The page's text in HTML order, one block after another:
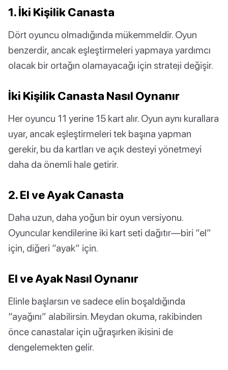
1. İki Kişilik Canasta
Dört oyuncu olmadığında mükemmeldir. Oyun
benzerdir, ancak eşleştirmeleri yapmaya yardımcı
olacak bir ortağın olamayacağı için strateji değişir.
İki Kişilik Canasta Nasıl Oynanır
Her oyuncu 11 yerine 15 kart alır. Oyun aynı kurallara
uyar, ancak eşleştirmeleri tek başına yapman
gerekir, bu da kartları ve açık desteyi yönetmeyi
daha da önemli hale getirir.
2. El ve Ayak Canasta
Daha uzun, daha yoğun bir oyun versiyonu.
Oyuncular kendilerine iki kart seti dağıtır—biri “el”
için, diğeri “ayak” için.
El ve Ayak Nasıl Oynanır
Elinle başlarsın ve sadece elin boşaldığında
“ayağını” alabilirsin. Meydan okuma, rakibinden
önce canastalar için uğraşırken ikisini de
dengelemekten gelir.